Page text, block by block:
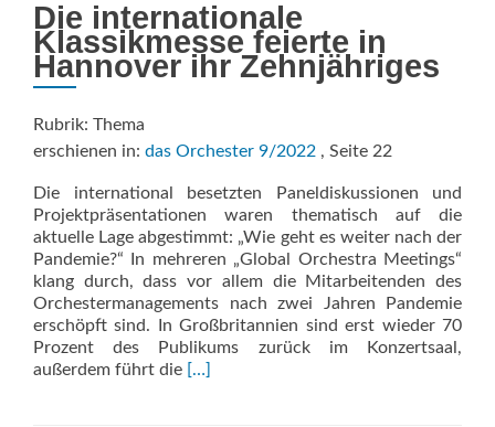
Die internationale
Klassikmesse feierte in
Hannover ihr Zehnjähriges
Rubrik: Thema
erschienen in: das Orchester 9/2022 , Seite 22
Die international besetzten Paneldiskussionen und
Projektpräsentationen waren thematisch auf die
aktuelle Lage abgestimmt: „Wie geht es weiter nach der
Pandemie?“ In mehreren „Global Orchestra Meetings“
klang durch, dass vor allem die Mitarbeitenden des
Orchestermanagements nach zwei Jahren Pandemie
erschöpft sind. In Großbritannien sind erst wieder 70
Prozent des Publikums zurück im Konzertsaal,
außerdem führt die Read
[…]